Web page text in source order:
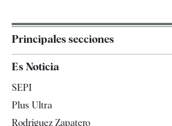
Principales secciones
España
Es Noticia
SEPI
Plus Ultra
Rodríguez Zapatero